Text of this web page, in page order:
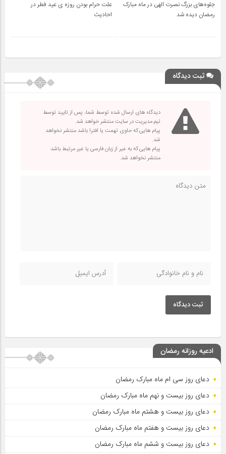
جلوه‌های بزرگ نصرت الهی در ماه مبارک
رمضان دیده شد
علت حرام بودن روزه ی عید فطر در
احادیث
ثبت دیدگاه
دیدگاه های ارسال شده توسط شما، پس از تایید توسط
تیم مدیریت در سایت منتشر خواهد شد.
پیام هایی که حاوی تهمت یا افترا باشد منتشر نخواهد
شد.
پیام هایی که به غیر از زبان فارسی یا غیر مرتبط باشد
منتشر نخواهد شد.
ثبت دیدگاه
ادعیه روزانه رمضان
دعای روز سی ام ماه مبارک رمضان
دعای روز بیست و نهم ماه مبارک رمضان
دعای روز بیست و هشتم ماه مبارک رمضان
دعای روز بیست و هفتم ماه مبارک رمضان
دعای روز بیست و ششم ماه مبارک رمضان